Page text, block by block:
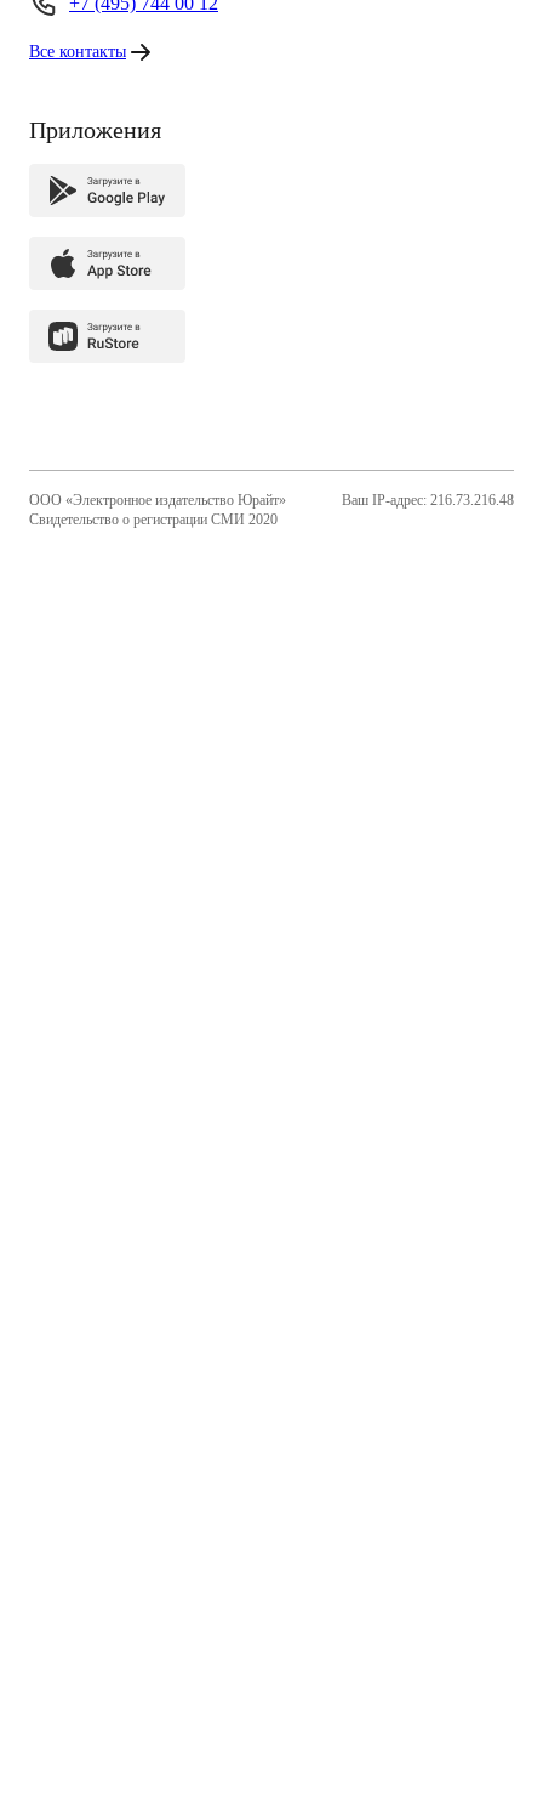
Все контакты
Приложения
ООО «Электронное издательство Юрайт»
Свидетельство о регистрации СМИ 2020
Ваш IP-адрес: 216.73.216.48